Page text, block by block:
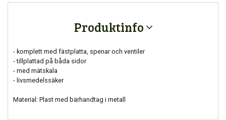
Produktinfo
- komplett med fästplatta, spenar och ventiler
- tillplattad på båda sidor
- med mätskala
- livsmedelssäker
Material: Plast med bärhandtag i metall